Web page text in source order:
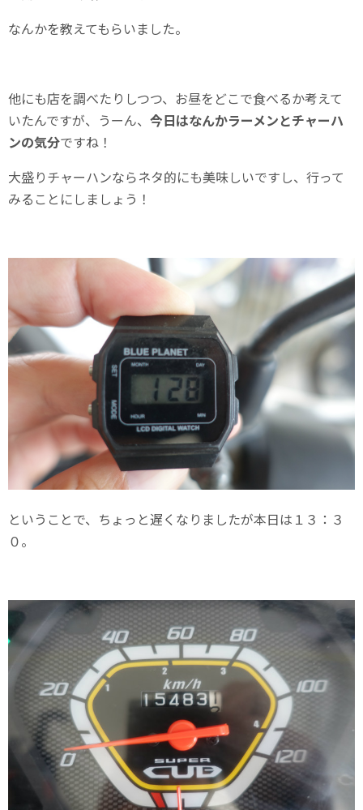
なんかを教えてもらいました。
他にも店を調べたりしつつ、お昼をどこで食べるか考えて
いたんですが、うーん、 今日はなんかラーメンとチャーハ
ンの気分ですね！
大盛りチャーハンならネタ的にも美味しいですし、行って
みることにしましょう！
ということで、ちょっと遅くなりましたが本日は１３：３
０。